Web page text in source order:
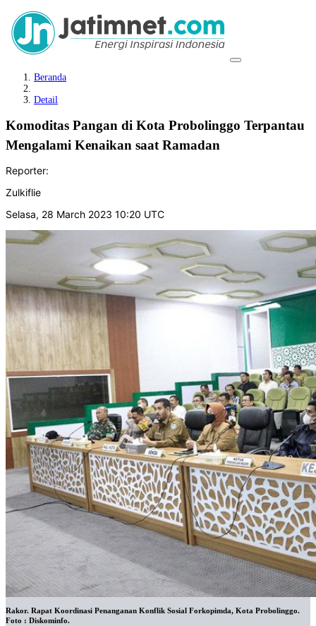
Beranda
Detail
Komoditas Pangan di Kota Probolinggo Terpantau
Mengalami Kenaikan saat Ramadan
Reporter:
Zulkiflie
Selasa, 28 March 2023 10:20 UTC
Rakor. Rapat Koordinasi Penanganan Konflik Sosial Forkopimda, Kota Probolinggo.
Foto : Diskominfo.